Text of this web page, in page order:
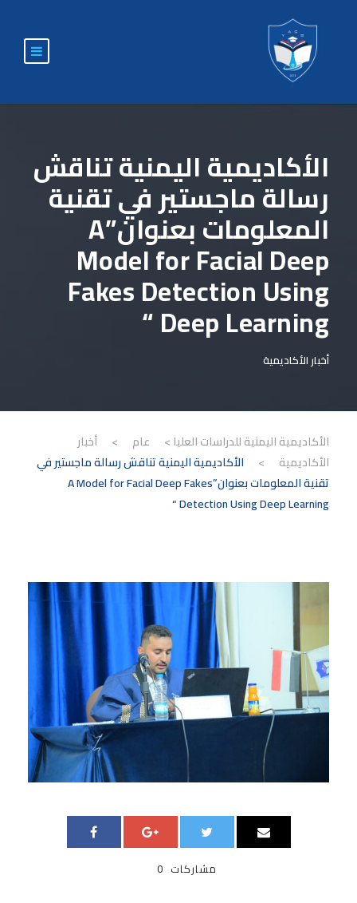
الأكاديمية اليمنية تناقش
رسالة ماجستير في تقنية
المعلومات بعنوان”A
Model for Facial Deep
Fakes Detection Using
Deep Learning “
أخبار الأكاديمية
الأكاديمية اليمنية للدراسات العليا > عام >
أخبار
الأكاديمية
>
الأكاديمية اليمنية تناقش رسالة ماجستير في
تقنية المعلومات بعنوان”A Model for Facial Deep Fakes
Detection Using Deep Learning “
0 مشاركات